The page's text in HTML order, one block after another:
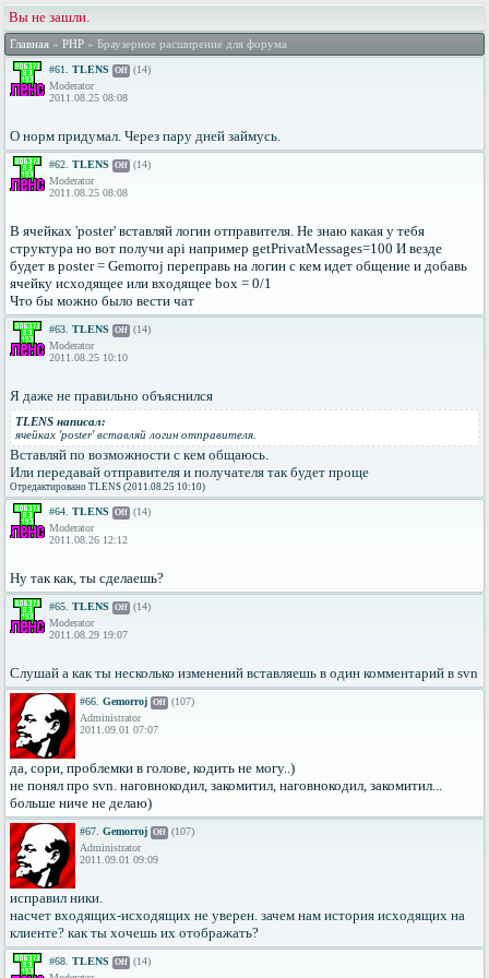
Вы не зашли.
Главная » PHP » Браузерное расширение для форума
#61. TLENS Off (14)
Moderator
2011.08.25 08:08
О норм придумал. Через пару дней займусь.
#62. TLENS Off (14)
Moderator
2011.08.25 08:08
В ячейках 'poster' вставляй логин отправителя. Не знаю какая у тебя
структура но вот получи api например getPrivatMessages=100 И везде
будет в poster = Gemorroj переправь на логин с кем идет общение и добавь
ячейку исходящее или входящее box = 0/1
Что бы можно было вести чат
#63. TLENS Off (14)
Moderator
2011.08.25 10:10
Я даже не правильно объяснился
TLENS написал:
ячейках 'poster' вставляй логин отправителя.
Вставляй по возможности с кем общаюсь.
Или передавай отправителя и получателя так будет проще
Отредактировано TLENS (2011.08.25 10:10)
#64. TLENS Off (14)
Moderator
2011.08.26 12:12
Ну так как, ты сделаешь?
#65. TLENS Off (14)
Moderator
2011.08.29 19:07
Слушай а как ты несколько изменений вставляешь в один комментарий в svn
#66. Gemorroj Off (107)
Administrator
2011.09.01 07:07
да, сори, проблемки в голове, кодить не могу..)
не понял про svn. наговнокодил, закомитил, наговнокодил, закомитил...
больше ниче не делаю)
#67. Gemorroj Off (107)
Administrator
2011.09.01 09:09
исправил ники.
насчет входящих-исходящих не уверен. зачем нам история исходящих на
клиенте? как ты хочешь их отображать?
#68. TLENS Off (14)